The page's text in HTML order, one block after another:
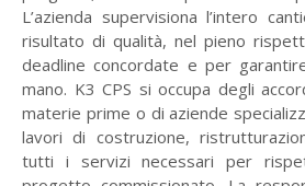
L’azienda supervisiona l’intero
risultato di qualità, nel pieno
deadline concordate e per
mano. K3 CPS si occupa degli
materie prime o di aziende
lavori di costruzione,
tutti i servizi necessari per